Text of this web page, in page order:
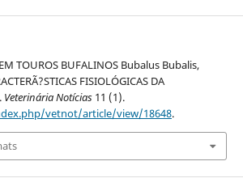
EM TOUROS BUFALINOS Bubalus Bubalis,
FISIOLÓGICAS DA
Veterinária Notícias11 (1).
vetnot/article/view/18648.